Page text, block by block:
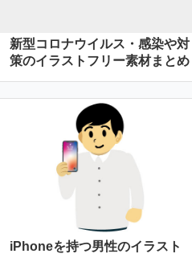
新型コロナウイルス・感染や対
策のイラストフリー素材まとめ
iPhoneを持つ男性のイラスト